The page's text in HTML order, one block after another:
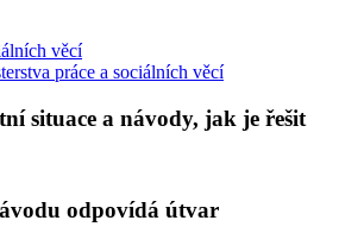
věcí
práce a sociálních věcí
situace a návody, jak je řešit
odpovídá útvar